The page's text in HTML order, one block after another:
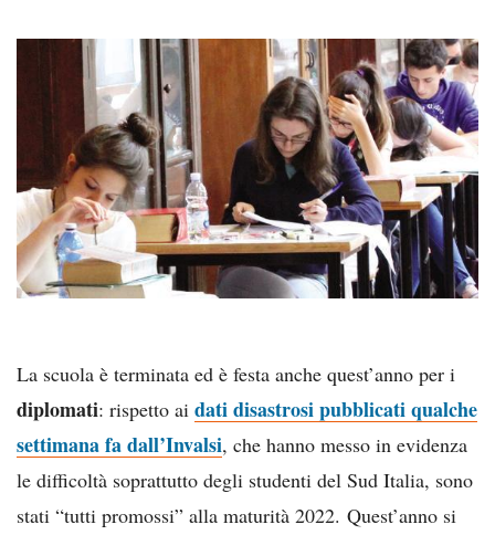
La scuola è terminata ed è festa anche quest’anno per i
diplomati: rispetto ai dati disastrosi pubblicati qualche
settimana fa dall’Invalsi, che hanno messo in evidenza
le difficoltà soprattutto degli studenti del Sud Italia, sono
stati “tutti promossi” alla maturità 2022. Quest’anno si